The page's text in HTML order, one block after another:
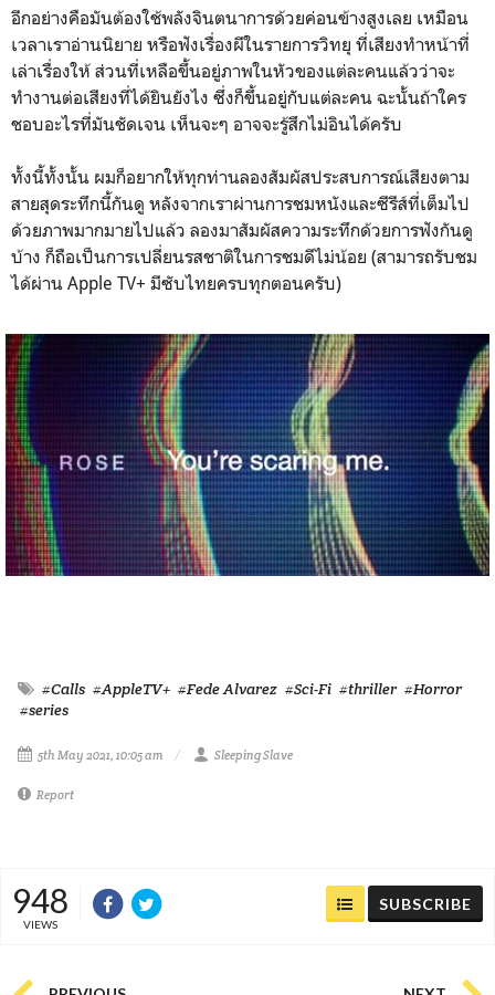
อีกอย่างคือมันต้องใช้พลังจินตนาการด้วยค่อนข้างสูงเลย เหมือน
เวลาเราอ่านนิยาย หรือฟังเรื่องผีในรายการวิทยุ ที่เสียงทำหน้าที่
เล่าเรื่องให้ ส่วนที่เหลือขึ้นอยู่ภาพในหัวของแต่ละคนแล้วว่าจะ
ทำงานต่อเสียงที่ได้ยินยังไง ซึ่งก็ขึ้นอยู่กับแต่ละคน ฉะนั้นถ้าใคร
ชอบอะไรที่มันชัดเจน เห็นจะๆ อาจจะรู้สึกไม่อินได้ครับ
ทั้งนี้ทั้งนั้น ผมก็อยากให้ทุกท่านลองสัมผัสประสบการณ์เสียงตาม
สายสุดระทึกนี้กันดู หลังจากเราผ่านการชมหนังและซีรีส์ที่เต็มไป
ด้วยภาพมากมายไปแล้ว ลองมาสัมผัสความระทึกด้วยการฟังกันดู
บ้าง ก็ถือเป็นการเปลี่ยนรสชาติในการชมดีไม่น้อย (สามารถรับชม
ได้ผ่าน Apple TV+ มีซับไทยครบทุกตอนครับ)
#Calls #AppleTV+ #Fede Alvarez #Sci-Fi #thriller #Horror
#series
5th May 2021, 10:05 am Sleeping Slave
Report
948
VIEWS
SUBSCRIBE